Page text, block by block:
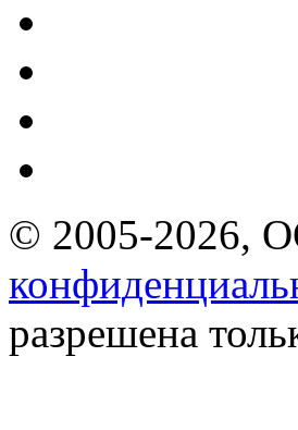
© 2005-2026,
разрешена